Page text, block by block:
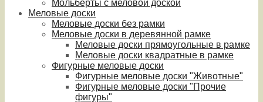
Мольберты с меловой доской
Меловые доски
Меловые доски без рамки
Меловые доски в деревянной рамке
Меловые доски прямоугольные в рамке
Меловые доски квадратные в рамке
Фигурные меловые доски
Фигурные меловые доски "Животные"
Фигурные меловые доски "Прочие
фигуры"